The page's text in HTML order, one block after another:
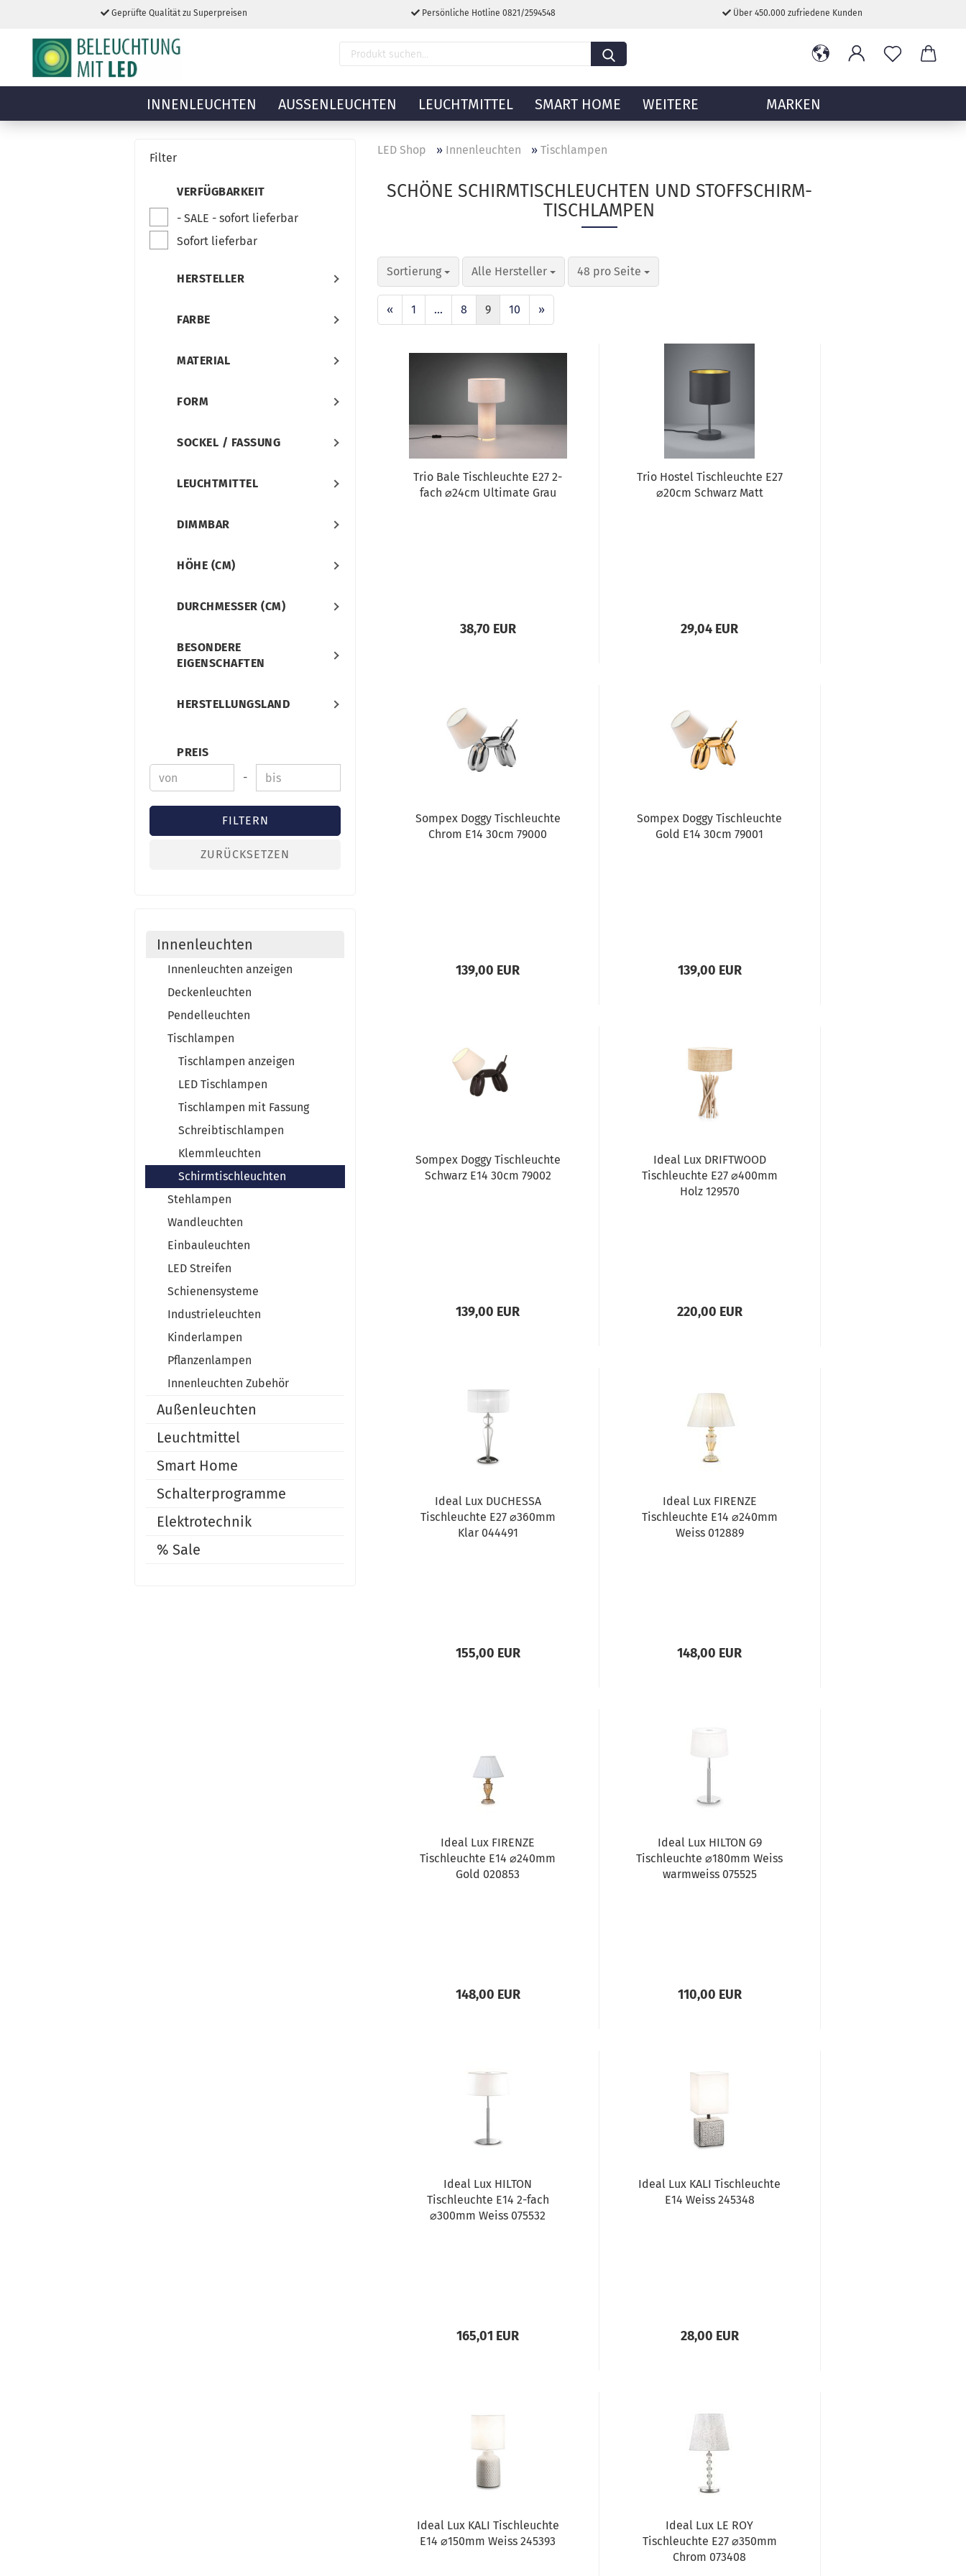
Geprüfte Qualität zu Superpreisen Persönliche Hotline 0821/2594548 Über 450.000 zufriedene Kunden
INNENLEUCHTEN AUSSENLEUCHTEN LEUCHTMITTEL SMART HOME MARKEN
WEITERE
LED Shop » Innenleuchten »Tischlampen
SCHÖNE SCHIRMTISCHLEUCHTEN UND STOFFSCHIRM-
TISCHLAMPEN
Sortierung Alle Hersteller 48 pro Seite
« 1 ... 8 9 10 »
Trio Bale Tischleuchte E27 2-
fach ⌀24cm Ultimate Grau
38,70 EUR
Trio Hostel Tischleuchte E27
⌀20cm Schwarz Matt
29,04 EUR
Sompex Doggy Tischleuchte
Chrom E14 30cm 79000
139,00 EUR
Sompex Doggy Tischleuchte
Gold E14 30cm 79001
139,00 EUR
Sompex Doggy Tischleuchte
Schwarz E14 30cm 79002
139,00 EUR
Ideal Lux DRIFTWOOD
Tischleuchte E27 ⌀400mm
Holz 129570
220,00 EUR
Ideal Lux DUCHESSA
Tischleuchte E27 ⌀360mm
Klar 044491
155,00 EUR
Ideal Lux FIRENZE
Tischleuchte E14 ⌀240mm
Weiss 012889
148,00 EUR
Ideal Lux FIRENZE
Tischleuchte E14 ⌀240mm
Gold 020853
148,00 EUR
Ideal Lux HILTON G9
Tischleuchte ⌀180mm Weiss
warmweiss 075525
110,00 EUR
Ideal Lux HILTON
Tischleuchte E14 2-fach
⌀300mm Weiss 075532
165,01 EUR
Ideal Lux KALI Tischleuchte
E14 Weiss 245348
28,00 EUR
Ideal Lux KALI Tischleuchte
E14 ⌀150mm Weiss 245393
Ideal Lux LE ROY
Tischleuchte E27 ⌀350mm
Chrom 073408
Filter
VERFÜGBARKEIT
- SALE - sofort lieferbar
Sofort lieferbar
HERSTELLER
FARBE
MATERIAL
FORM
SOCKEL / FASSUNG
LEUCHTMITTEL
DIMMBAR
HÖHE (CM)
DURCHMESSER (CM)
BESONDERE
EIGENSCHAFTEN
HERSTELLUNGSLAND
PREIS
-
FILTERN
ZURÜCKSETZEN
Innenleuchten
Innenleuchten anzeigen
Deckenleuchten
Pendelleuchten
Tischlampen
Tischlampen anzeigen
LED Tischlampen
Tischlampen mit Fassung
Schreibtischlampen
Klemmleuchten
Schirmtischleuchten
Stehlampen
Wandleuchten
Einbauleuchten
LED Streifen
Schienensysteme
Industrieleuchten
Kinderlampen
Pflanzenlampen
Innenleuchten Zubehör
Außenleuchten
Leuchtmittel
Smart Home
Schalterprogramme
Elektrotechnik
% Sale